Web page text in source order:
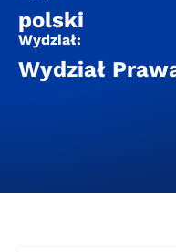
polski
Wydział:
Wydział